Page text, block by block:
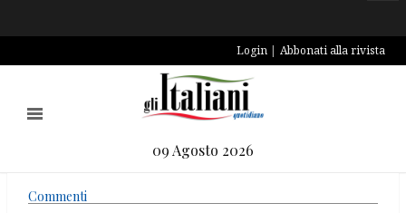
Login Abbonati alla rivista
09 Agosto 2026
Commenti